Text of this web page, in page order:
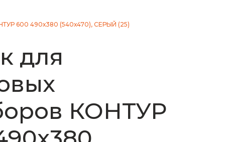
600 490х380 (540х470), СЕРЫЙ (25)
для
КОНТУР